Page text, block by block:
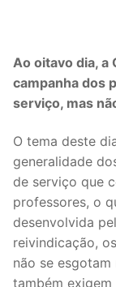
Notícias
Legislação
Sectores
PRÉ-
1º CICLO
2º/3º CEB /
ENSINO
Ao oitavo dia,
campanha dos
serviço, mas
O tema deste
generalidade
de serviço que
professores, o
desenvolvida
reivindicação,
não se
também